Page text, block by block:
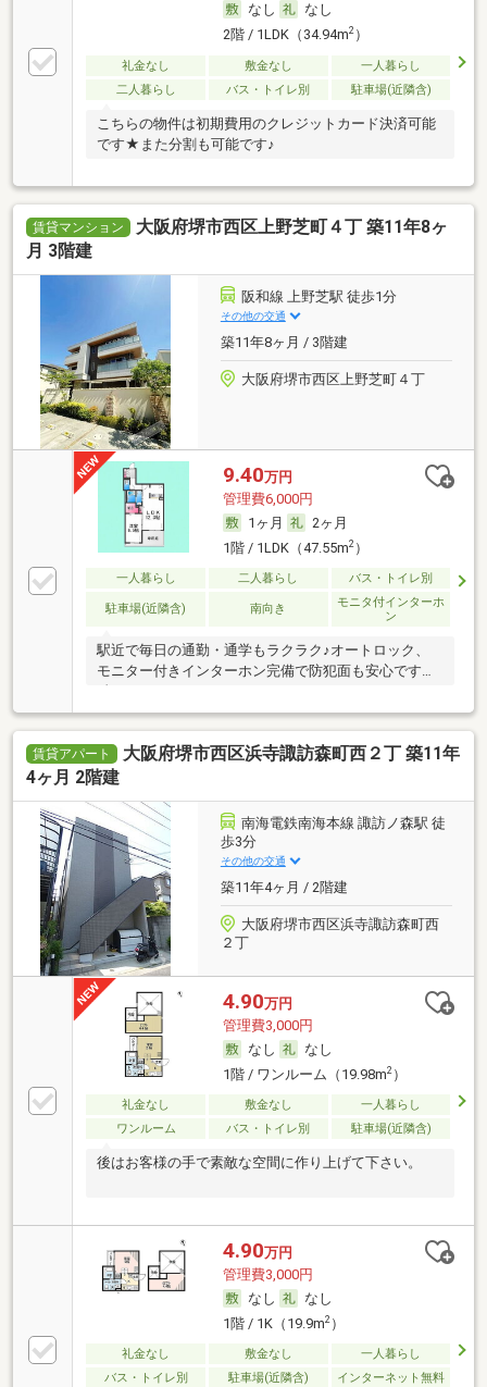
なし
なし
2階 / 1LDK（34.94m2）
礼金なし 敷金なし
一人暮らし
二人暮らし
バス・トイレ別 駐車場(近隣含)
こちらの物件は初期費用のクレジットカード決済可能
です★また分割も可能です♪
賃貸マンション
大阪府堺市西区上野芝町４丁 築11年8ヶ
月 3階建
阪和線 上野芝駅 徒歩1分
その他の交通
築11年8ヶ月 / 3階建
大阪府堺市西区上野芝町４丁
9.40万円
管理費6,000円
1ヶ月
2ヶ月
1階 / 1LDK（47.55m2）
一人暮らし 二人暮らし バス・トイレ別
駐車場(近隣含) 南向き
モニタ付インターホ
ン
駅近で毎日の通勤・通学もラクラク♪オートロック、
モニター付きインターホン完備で防犯面も安心です☆
賃貸アパート
大阪府堺市西区浜寺諏訪森町西２丁 築11年
4ヶ月 2階建
南海電鉄南海本線 諏訪ノ森駅 徒
歩3分
その他の交通
築11年4ヶ月 / 2階建
大阪府堺市西区浜寺諏訪森町西
２丁
4.90万円
管理費3,000円
なし
なし
1階 / ワンルーム（19.98m2）
礼金なし 敷金なし
一人暮らし
ワンルーム
バス・トイレ別 駐車場(近隣含)
後はお客様の手で素敵な空間に作り上げて下さい。
4.90万円
管理費3,000円
なし
なし
1階 / 1K（19.9m2）
礼金なし 敷金なし
一人暮らし
バス・トイレ別
駐車場(近隣含) インターネット無料